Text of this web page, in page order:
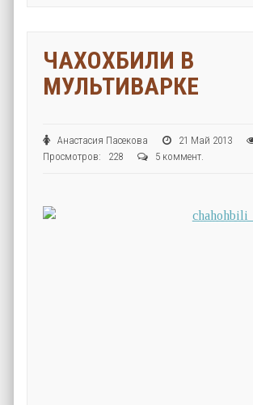
ЧАХОХБИЛИ В
МУЛЬТИВАРКЕ
Анастасия Пасекова
21 Май 2013
Просмотров: 228
5 коммент.